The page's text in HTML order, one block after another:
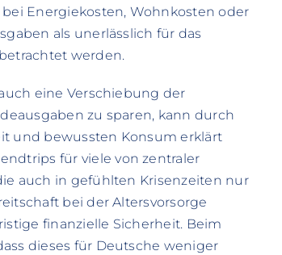
Energiekosten, Wohnkosten oder
als unerlässlich für das
werden.
eine Verschiebung der
zu sparen, kann durch
und bewussten Konsum erklärt
für viele von zentraler
auch in gefühlten Krisenzeiten nur
bei der Altersvorsorge
finanzielle Sicherheit. Beim
dieses für Deutsche weniger